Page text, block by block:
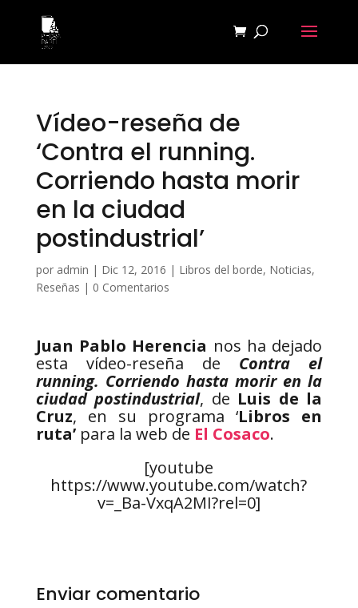
Vídeo-reseña de
‘Contra el running.
Corriendo hasta morir
en la ciudad
postindustrial’
por admin | Dic 12, 2016 | Libros del borde, Noticias,
Reseñas | 0 Comentarios
Juan Pablo Herencia nos ha dejado
esta vídeo-reseña de Contra el
running. Corriendo hasta morir en la
ciudad postindustrial, de Luis de la
Cruz, en su programa ‘Libros en
ruta’para la web de El Cosaco.
[youtube
https://www.youtube.com/watch?
v=_Ba-VxqA2MI?rel=0]
Enviar comentario